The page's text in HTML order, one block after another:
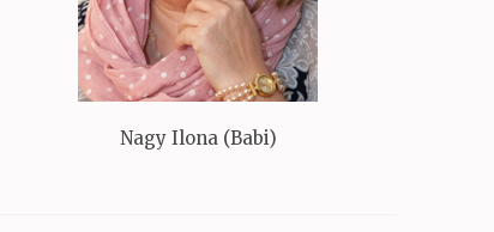
Nagy Ilona (Babi)